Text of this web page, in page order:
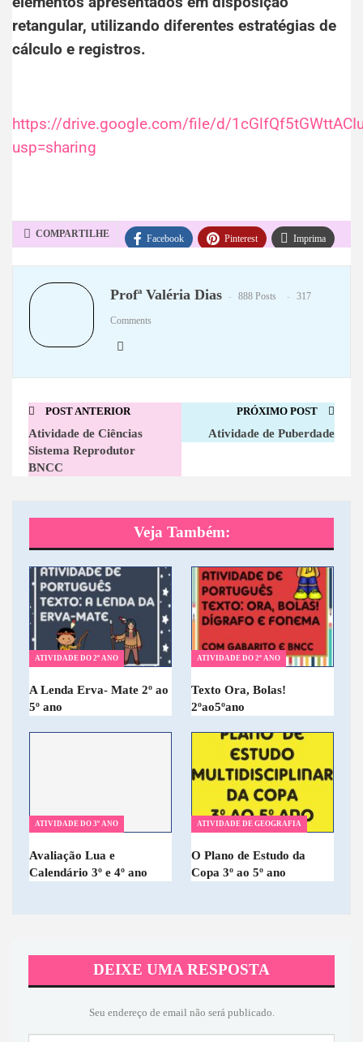
retangular, utilizando diferentes estratégias de
cálculo e registros.
https://drive.google.com/file/d/
usp=sharing
COMPARTILHE Facebook Pinterest Imprima
Profª Valéria Dias 888 Posts 317
Comments
POST ANTERIOR
Atividade de Ciências
Sistema Reprodutor
BNCC
PRÓXIMO POST
Atividade de Puberdade
Veja Também:
ATIVIDADE DO 2º ANO
A Lenda Erva- Mate 2º ao
5º ano
ATIVIDADE DO 2º ANO
Texto Ora, Bolas!
2ºao5ºano
ATIVIDADE DO 3º ANO
Avaliação Lua e
Calendário 3º e 4º ano
ATIVIDADE DE GEOGRAFIA
O Plano de Estudo da
Copa 3º ao 5º ano
DEIXE UMA RESPOSTA
Seu endereço de email não será publicado.